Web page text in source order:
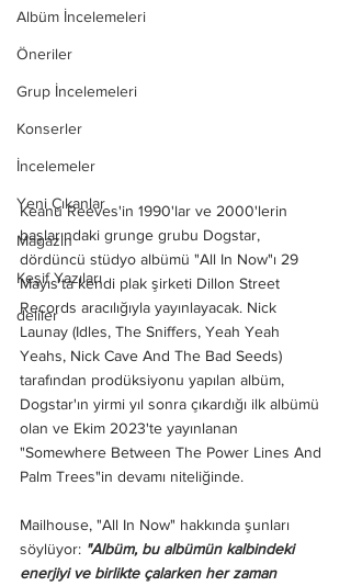
Albüm İncelemeleri
Öneriler
Grup İncelemeleri
Konserler
İncelemeler
Yeni Çıkanlar
Magazin
Keşif Yazıları
deliler
Keanu Reeves'in 1990'lar ve 2000'lerin
başlarındaki grunge grubu Dogstar,
dördüncü stüdyo albümü "All In Now"ı 29
Mayıs'ta kendi plak şirketi Dillon Street
Records aracılığıyla yayınlayacak. Nick
Launay (Idles, The Sniffers, Yeah Yeah
Yeahs, Nick Cave And The Bad Seeds)
tarafından prodüksiyonu yapılan albüm,
Dogstar'ın yirmi yıl sonra çıkardığı ilk albümü
olan ve Ekim 2023'te yayınlanan
"Somewhere Between The Power Lines And
Palm Trees"in devamı niteliğinde.
Mailhouse, "All In Now" hakkında şunları
söylüyor: "Albüm, bu albümün kalbindeki
enerjiyi ve birlikte çalarken her zaman